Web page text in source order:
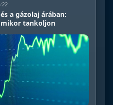
a gázolaj árában:
tankoljon